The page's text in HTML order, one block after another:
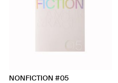
NONFICTION #05